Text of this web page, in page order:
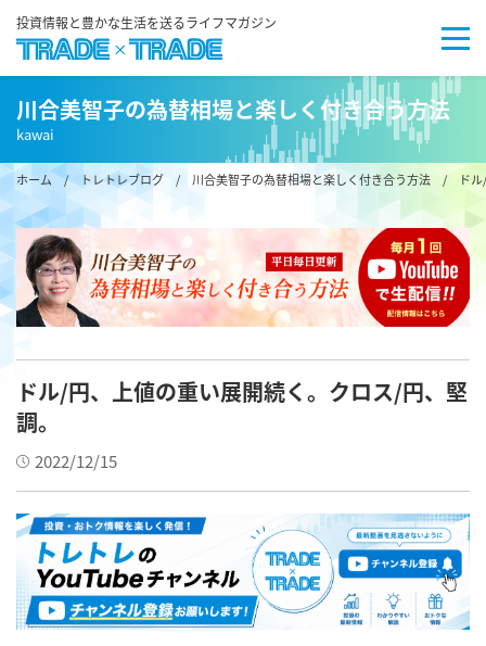
投資情報と豊かな生活を送るライフマガジン
川合美智子の為替相場と楽しく付き合う方法
kawai
ホーム/ トレトレブログ / 川合美智子の為替相場と楽しく付き合う方法 / ドル/
ドル/円、上値の重い展開続く。クロス/円、堅
調。
2022/12/15